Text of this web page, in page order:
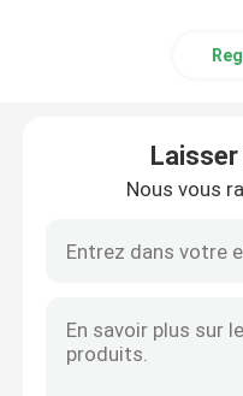
Moteur électrique
Clôtures de chariot
Pièces d'OEM de
Nous vous